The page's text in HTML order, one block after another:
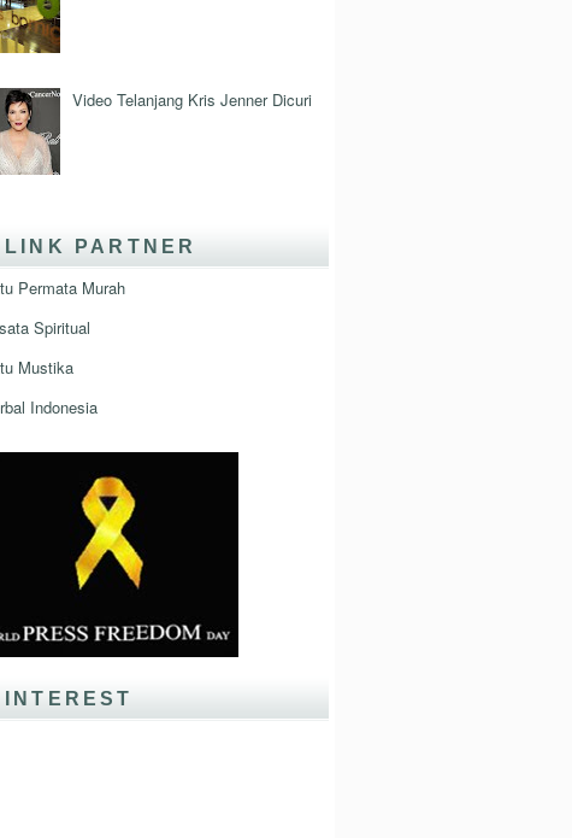
Video Telanjang Kris Jenner Dicuri
LINK PARTNER
Permata Murah
Spiritual
Mustika
Indonesia
INTEREST